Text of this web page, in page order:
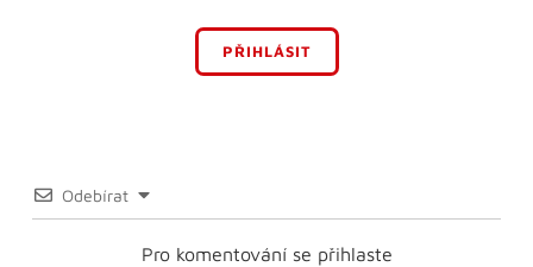
PŘIHLÁSIT
Odebírat
Pro komentování se přihlaste